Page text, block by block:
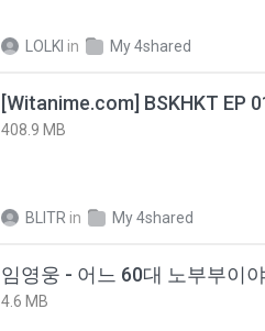
LOLKI in My 4shared
[Witanime.com] BSKHKT EP
408.9 MB
BLITR in My 4shared
임영웅 - 어느 60대 노부부이
4.6 MB